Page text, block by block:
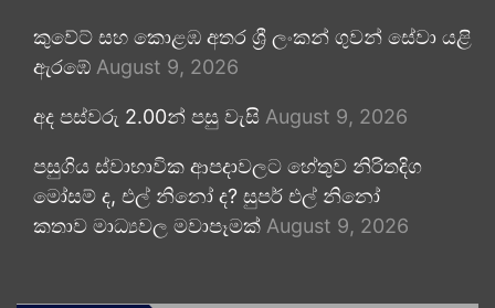
කුවේට් සහ කොළඹ අතර ශ්‍රී ලංකන් ගුවන් සේවා යළි
ඇරඹේ August 9, 2026
අද පස්වරු 2.00න් පසු වැසි August 9, 2026
පසුගිය ස්වාභාවික ආපදාවලට හේතුව නිරිතදිග
මෝසම් ද, එල් නිනෝ ද? සුපර් එල් නිනෝ
කතාව මාධ්‍යවල මවාපෑමක් August 9, 2026